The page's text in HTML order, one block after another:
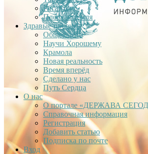
Гиганты
Плоская Земля
Здравые проекты
Общее дело
Научи Хорошему
Крамола
Новая реальность
Время вперёд
Сделано у нас
Путь Сердца
О нас
О портале «ДЕРЖАВА
Справочная информация
Регистрация
Добавить статью
Подписка по почте
Вход